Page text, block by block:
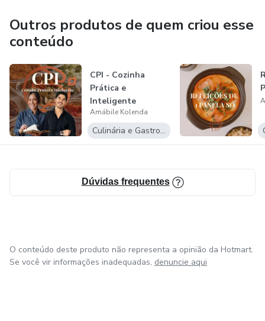
Outros produtos de quem criou esse
conteúdo
CPI - Cozinha
Prática e
Inteligente
Amábile Kolenda
Culinária e Gastronomia
Dúvidas frequentes
O conteúdo deste produto não representa a opinião da Hotmart.
Se você vir informações inadequadas, denuncie aqui